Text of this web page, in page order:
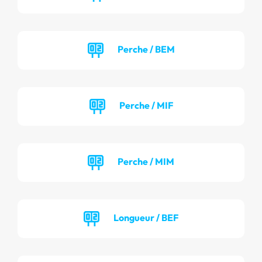
Perche / BEM
Perche / MIF
Perche / MIM
Longueur / BEF